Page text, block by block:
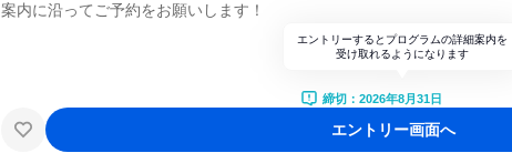
案内に沿ってご予約をお願いします！
エントリーするとプログラムの詳細案内を
受け取れるようになります
締切：2026年8月31日
エントリー画面へ